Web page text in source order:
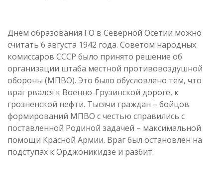
Днем образования ГО в Северной Осетии можно
считать 6 августа 1942 года. Советом народных
комиссаров СССР было принято решение об
организации штаба местной противовоздушной
обороны (МПВО). Это было обусловлено тем, что
враг рвался к Военно-Грузинской дороге, к
грозненской нефти. Тысячи граждан – бойцов
формирований МПВО с честью справились с
поставленной Родиной задачей – максимальной
помощи Красной Армии. Враг был остановлен на
подступах к Орджоникидзе и разбит.